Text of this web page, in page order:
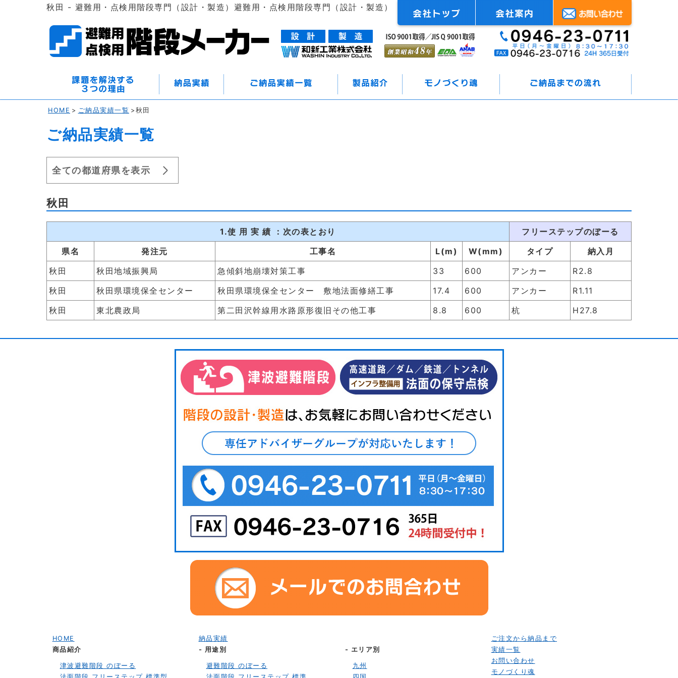
秋田 - 避難用・点検用階段専門（設計・製造）避難用・点検用階段専門（設計・製造）
HOME > ご納品実績一覧 >秋田
ご納品実績一覧
全ての都道府県を表示
秋田
1.使 用 実 績 ：次の表とおり
フリーステップのぼーる
県名
発注元 工事名 L(m) W(mm) タイプ
納入月
秋田
秋田地域振興局 急傾斜地崩壊対策工事 33 600 アンカー
R2.8
秋田
秋田県環境保全センター 秋田県環境保全センター 敷地法面修繕工事 17.4 600 アンカー
R1.11
秋田
東北農政局 第二田沢幹線用水路原形復旧その他工事 8.8 600 杭 H27.8
HOME
商品紹介
津波避難階段 のぼーる
納品実績
- 用途別
避難階段 のぼーる
- エリア別
九州
ご注文から納品まで
実績一覧
お問い合わせ
モノづくり魂